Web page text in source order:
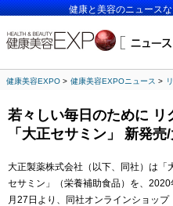
健康と美容のニュース
健康美容EXPO 健康美容EXPOニュース
若々しい毎日のために リ
「大正セサミン」 新発売
大正製薬株式会社（以下、同社）は「
セサミン」（栄養補助食品）を、2020
月27日より、同社オンラインショップ